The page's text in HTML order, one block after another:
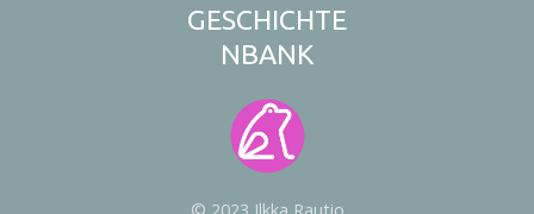
GESCHICHTE
NBANK